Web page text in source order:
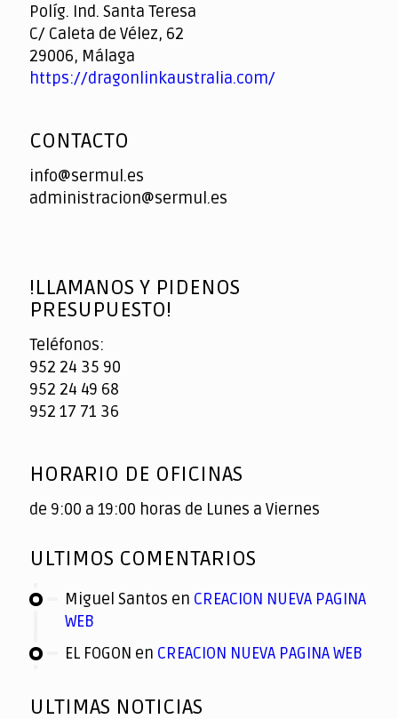
Políg. Ind. Santa Teresa
C/ Caleta de Vélez, 62
29006, Málaga
https://dragonlinkaustralia.com/
CONTACTO
info@sermul.es
administracion@sermul.es
!LLAMANOS Y PIDENOS
PRESUPUESTO!
Teléfonos:
952 24 35 90
952 24 49 68
952 17 71 36
HORARIO DE OFICINAS
de 9:00 a 19:00 horas de Lunes a Viernes
ULTIMOS COMENTARIOS
Miguel Santos en CREACION NUEVA PAGINA
WEB
EL FOGON en CREACION NUEVA PAGINA WEB
ULTIMAS NOTICIAS